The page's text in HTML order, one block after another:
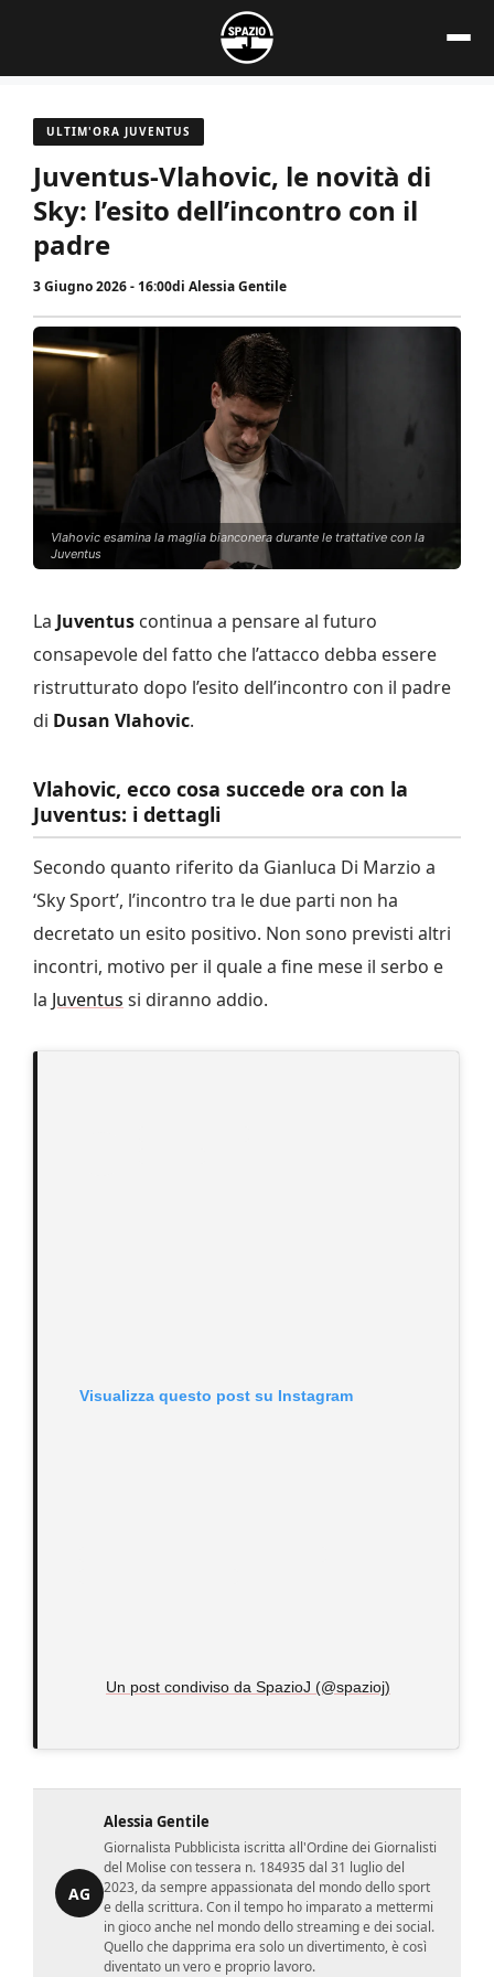
contenuto
ULTIM'ORA JUVENTUS
Juventus-Vlahovic, le novità di
Sky: l’esito dell’incontro con il
padre
3 Giugno 2026 - 16:00di Alessia Gentile
Vlahovic esamina la maglia bianconera durante le trattative con la
Juventus
La Juventus continua a pensare al futuro
consapevole del fatto che l’attacco debba essere
ristrutturato dopo l’esito dell’incontro con il padre
di Dusan Vlahovic.
Vlahovic, ecco cosa succede ora con la
Juventus: i dettagli
Secondo quanto riferito da Gianluca Di Marzio a
‘Sky Sport’, l’incontro tra le due parti non ha
decretato un esito positivo. Non sono previsti altri
incontri, motivo per il quale a fine mese il serbo e
la Juventus si diranno addio.
Visualizza questo post su Instagram
Un post condiviso da SpazioJ (@spazioj)
AG
Alessia Gentile
Giornalista Pubblicista iscritta all'Ordine dei Giornalisti
del Molise con tessera n. 184935 dal 31 luglio del
2023, da sempre appassionata del mondo dello sport
e della scrittura. Con il tempo ho imparato a mettermi
in gioco anche nel mondo dello streaming e dei social.
Quello che dapprima era solo un divertimento, è così
diventato un vero e proprio lavoro.